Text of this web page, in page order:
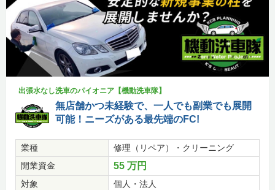
出張水なし洗車のパイオニア【機動洗車隊】
無店舗かつ未経験で、一人でも副業でも展開
可能！ニーズがある最先端のFC!
業種
修理（リペア）・クリーニング
開業資金
55 万円
対象 個人・法人